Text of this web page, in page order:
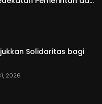
Solidaritas bagi
2026